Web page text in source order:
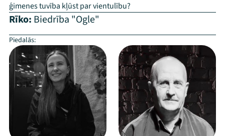
ģimenes tuvība kļūst par vientulību?
Rīko: Biedrība "Ogle"
Piedalās: